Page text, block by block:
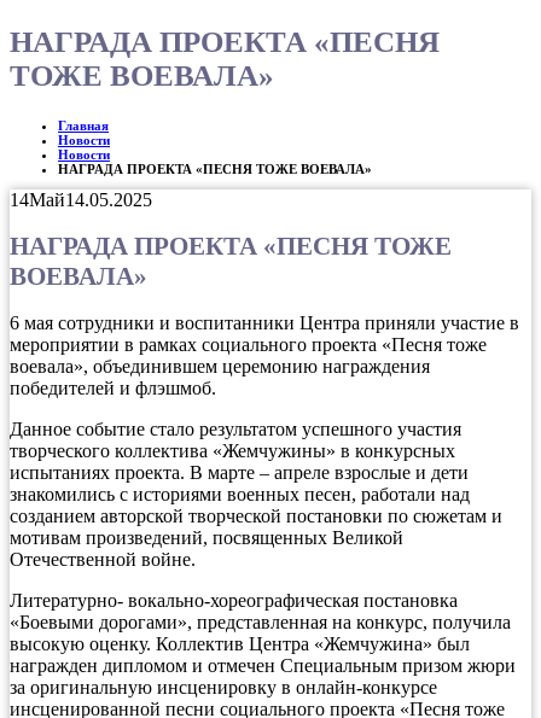
НАГРАДА ПРОЕКТА «ПЕСНЯ
ТОЖЕ ВОЕВАЛА»
Главная
Новости
Новости
НАГРАДА ПРОЕКТА «ПЕСНЯ ТОЖЕ ВОЕВАЛА»
14Май14.05.2025
НАГРАДА ПРОЕКТА «ПЕСНЯ ТОЖЕ
ВОЕВАЛА»
6 мая сотрудники и воспитанники Центра приняли участие в
мероприятии в рамках социального проекта «Песня тоже
воевала», объединившем церемонию награждения
победителей и флэшмоб.
Данное событие стало результатом успешного участия
творческого коллектива «Жемчужины» в конкурсных
испытаниях проекта. В марте – апреле взрослые и дети
знакомились с историями военных песен, работали над
созданием авторской творческой постановки по сюжетам и
мотивам произведений, посвященных Великой
Отечественной войне.
Литературно- вокально-хореографическая постановка
«Боевыми дорогами», представленная на конкурс, получила
высокую оценку. Коллектив Центра «Жемчужина» был
награжден дипломом и отмечен Специальным призом жюри
за оригинальную инсценировку в онлайн-конкурсе
инсценированной песни социального проекта «Песня тоже